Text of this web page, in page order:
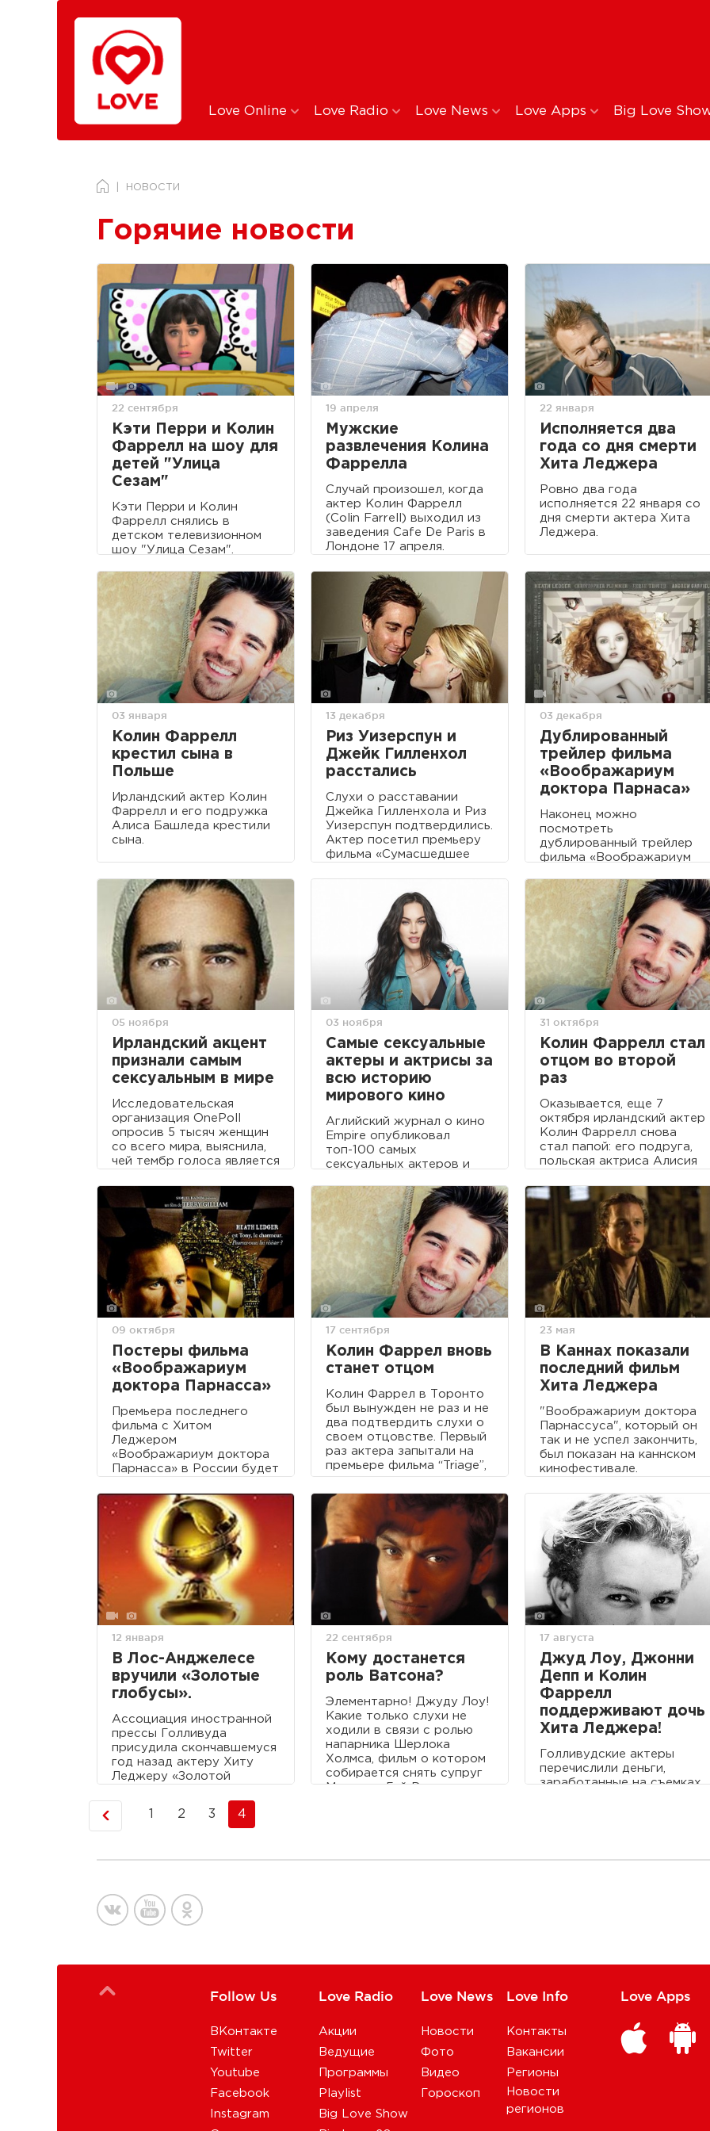
Love Online Love Radio Love News Love Apps Big Love
НОВОСТИ
Горячие новости
22 сентября
Кэти Перри и Колин
Фаррелл на шоу для
детей "Улица
Сезам"
Кэти Перри и Колин
Фаррелл снялись в
детском телевизионном
шоу "Улица Сезам".
19 апреля
Мужские
развлечения Колина
Фаррелла
Случай произошел, когда
актер Колин Фаррелл
(Colin Farrell) выходил из
заведения Cafe De Paris в
Лондоне 17 апреля.
22 января
Исполняется два
года со дня смерти
Хита Леджера
Ровно два года
исполняется 22 января со
дня смерти актера Хита
Леджера.
03 января
Колин Фаррелл
крестил сына в
Польше
Ирландский актер Колин
Фаррелл и его подружка
Алиса Башледа крестили
сына.
13 декабря
Риз Уизерспун и
Джейк Гилленхол
расстались
Слухи о расставании
Джейка Гилленхола и Риз
Уизерспун подтвердились.
Актер посетил премьеру
фильма «Сумасшедшее
снялась его сестра Мэгги
Гилленхол, без спутницы.
03 декабря
Дублированный
трейлер фильма
«Воображариум
доктора Парнаса»
Наконец можно
посмотреть
дублированный трейлер
фильма «Воображариум
своей последней роли Хит
Леджер.
05 ноября
Ирландский акцент
признали самым
сексуальным в мире
Исследовательская
организация OnePoll
опросив 5 тысяч женщин
со всего мира, выяснила,
чей тембр голоса является
03 ноября
Самые сексуальные
актеры и актрисы за
всю историю
мирового кино
Аглийский журнал о кино
Empire опубликовал
топ-100 самых
сексуальных актеров и
историю мирового кино.
31 октября
Колин Фаррелл стал
отцом во второй
раз
Оказывается, еще 7
октября ирландский актер
Колин Фаррелл снова
стал папой: его подруга,
польская актриса Алисия
мальчика - эту новость
официально подтвердил
представитель Фарелла.
09 октября
Постеры фильма
«Воображариум
доктора Парнасса»
Премьера последнего
фильма с Хитом
Леджером
«Воображариум доктора
Парнасса» в России будет
17 сентября
Колин Фаррел вновь
станет отцом
Колин Фаррел в Торонто
был вынужден не раз и не
два подтвердить слухи о
своем отцовстве. Первый
раз актера запытали на
премьере фильма “Triage”,
и тогда он отвертелся
сдержанным “да”.
23 мая
В Каннах показали
последний фильм
Хита Леджера
"Воображариум доктора
Парнассуса", который он
так и не успел закончить,
был показан на каннском
кинофестивале.
12 января
В Лос-Анджелесе
вручили «Золотые
глобусы».
Ассоциация иностранной
прессы Голливуда
присудила скончавшемуся
год назад актеру Хиту
Леджеру «Золотой
последнюю роль в фильме
«Темный рыцарь».
22 сентября
Кому достанется
роль Ватсона?
Элементарно! Джуду Лоу!
Какие только слухи не
ходили в связи с ролью
напарника Шерлока
Холмса, фильм о котором
собирается снять супруг
Мадонны Гай Ричи.
17 августа
Джуд Лоу, Джонни
Депп и Колин
Фаррелл
поддерживают дочь
Хита Леджера!
Голливудские актеры
перечислили деньги,
заработанные на съемках
2 3 4
Follow Us
ВКонтакте
Twitter
Youtube
Facebook
Instagram
Love Radio
Акции
Ведущие
Программы
Playlist
Big Love Show
Love News
Новости
Фото
Видео
Гороскоп
Love Info
Контакты
Вакансии
Регионы
Новости
регионов
Love Apps